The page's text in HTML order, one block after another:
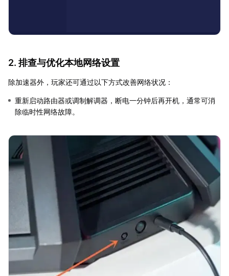
2. 排查与优化本地网络设置
除加速器外，玩家还可通过以下方式改善网络状况：
重新启动路由器或调制解调器，断电一分钟后再开机，通常可消
除临时性网络故障。